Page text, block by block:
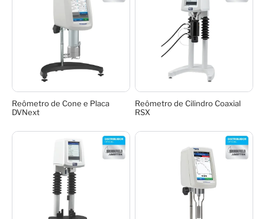
Reômetro de Cone e Placa
DVNext
Reômetro de Cilindro Coaxial
RSX